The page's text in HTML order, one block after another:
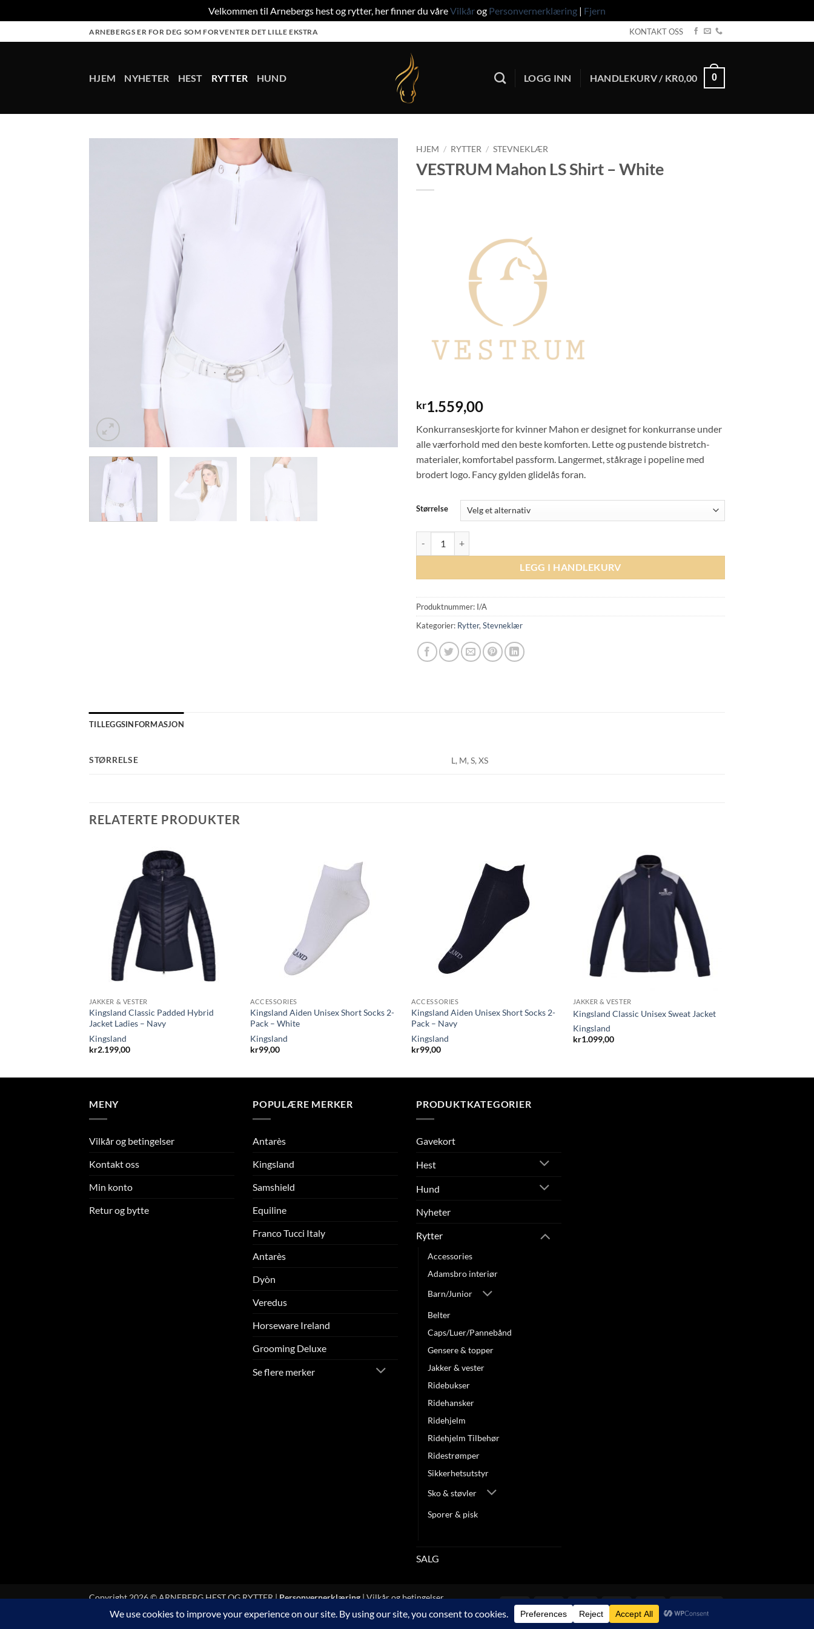
Velkommen til Arnebergs hest og rytter, her finner du våreVilkårog Personvernerklæring | Fjern
to
ARNEBERGS ER FOR DEG SOM FORVENTER DET LILLE EKSTRA KONTAKT OSS
HJEM NYHETER HEST RYTTER HUND LOGG INN HANDLEKURV / KR0,00 0
HJEM / RYTTER / STEVNEKLÆR
VESTRUM Mahon LS Shirt – White
kr1.559,00
Konkurranseskjorte for kvinner Mahon er designet for konkurranse under
alle værforhold med den beste komforten. Lette og pustende bistretch-
materialer, komfortabel passform. Langermet, ståkrage i popeline med
brodert logo. Fancy gylden glidelås foran.
Størrelse
LEGG I HANDLEKURV
Produktnummer: I/A
Kategorier: Rytter, Stevneklær
TILLEGGSINFORMASJON
STØRRELSE L, M, S, XS
RELATERTE PRODUKTER
JAKKER & VESTER
Kingsland Classic Padded Hybrid
Jacket Ladies – Navy
Kingsland
kr2.199,00
ACCESSORIES
Kingsland Aiden Unisex Short Socks 2-
Pack – White
Kingsland
kr99,00
ACCESSORIES
Kingsland Aiden Unisex Short Socks 2-
Pack – Navy
Kingsland
kr99,00
JAKKER & VESTER
Kingsland Classic Unisex Sweat Jacket
Kingsland
kr1.099,00
MENY
Vilkår og betingelser
Kontakt oss
Min konto
Retur og bytte
POPULÆRE MERKER
Antarès
Kingsland
Samshield
Equiline
Franco Tucci Italy
Antarès
Dyòn
Veredus
Horseware Ireland
Grooming Deluxe
Se flere merker
PRODUKTKATEGORIER
Gavekort
Hest
Hund
Nyheter
Rytter
Accessories
Adamsbro interiør
Barn/Junior
Belter
Caps/Luer/Pannebånd
Gensere & topper
Jakker & vester
Ridebukser
Ridehansker
Ridehjelm
Ridehjelm Tilbehør
Ridestrømper
Sikkerhetsutstyr
Sko & støvler
Sporer & pisk
SALG
Visa MasterCardKlarna
Apple
Pay
Pay
Copyright 2026 © ARNEBERG HEST OG RYTTER |Personvernerklæring|Vilkår og betingelser